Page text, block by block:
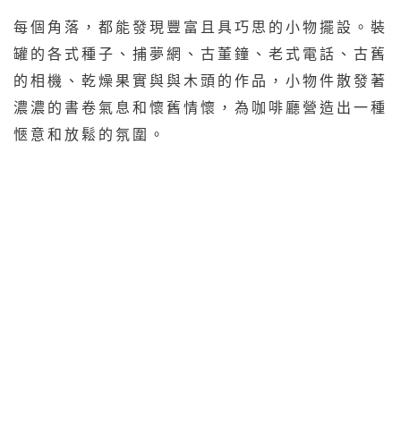
每個角落，都能發現豐富且具巧思的小物擺設。裝
罐的各式種子、捕夢網、古董鐘、老式電話、古舊
的相機、乾燥果實與與木頭的作品，小物件散發著
濃濃的書卷氣息和懷舊情懷，為咖啡廳營造出一種
愜意和放鬆的氛圍。